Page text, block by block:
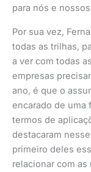
para nós e
Por sua vez,
todas as trilhas,
a ver com todas
empresas
ano, é que o
encarado de uma
termos de
destacaram
primeiro deles
relacionar com